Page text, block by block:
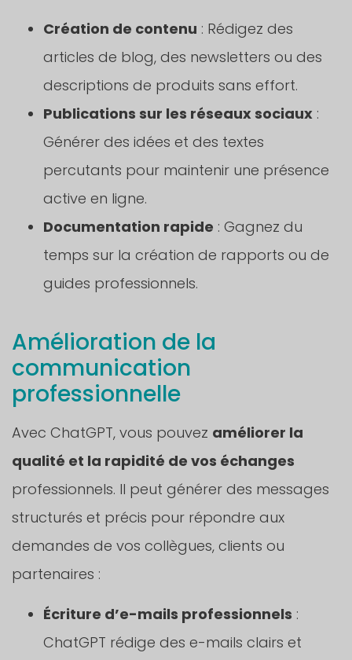
Création de contenu : Rédigez des
articles de blog, des newsletters ou des
descriptions de produits sans effort.
Publications sur les réseaux sociaux :
Générer des idées et des textes
percutants pour maintenir une présence
active en ligne.
Documentation rapide : Gagnez du
temps sur la création de rapports ou de
guides professionnels.
Amélioration de la
communication
professionnelle
Avec ChatGPT, vous pouvez améliorer la
qualité et la rapidité de vos échanges
professionnels. Il peut générer des messages
structurés et précis pour répondre aux
demandes de vos collègues, clients ou
partenaires :
Écriture d’e-mails professionnels :
ChatGPT rédige des e-mails clairs et